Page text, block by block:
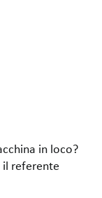
in loco?
referente